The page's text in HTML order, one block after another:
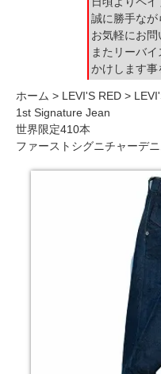
誠に勝手な
お気軽にお問
またリーバ
かけします事
ホーム > LEVI'S RED>
1st Signature Jean
世界限定410本
ファーストシグニチャーデニ